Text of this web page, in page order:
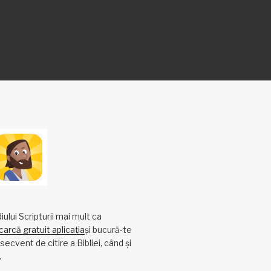
Scripturii mai mult ca
gratuit aplicațiași bucură-te
de citire a Bibliei, când și